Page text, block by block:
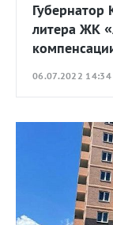
Губернатор
литера ЖК
06.07.2022